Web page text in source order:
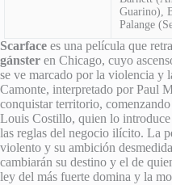
Guarino),
Palange
Scarface es una película que
gánster en Chicago, cuyo
se ve marcado por la violencia y
Camonte, interpretado por Paul
conquistar territorio,
Louis Costillo, quien lo introduce
las reglas del negocio ilícito. La
violento y su ambición
cambiarán su destino y el de
ley del más fuerte domina y la